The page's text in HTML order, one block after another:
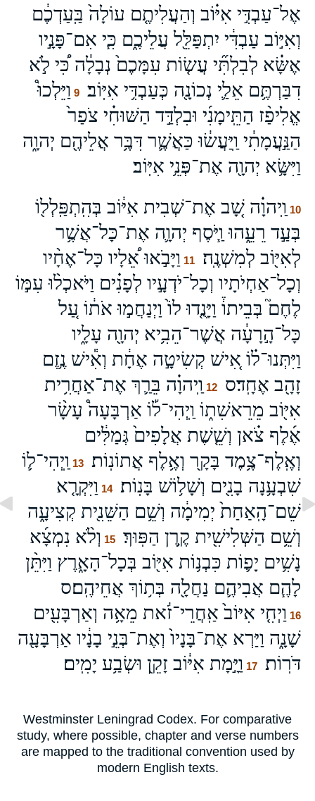
אֶל־עַבְדִּ֣י אִיּ֗וֹב וְהַעֲלִיתֶ֤ם עוֹלָה֙ בַּֽעַדְכֶ֔ם
וְאִיּ֣וֹב עַבְדִּ֔י יִתְפַּלֵּ֖ל עֲלֵיכֶ֑ם כִּ֧י אִם־פָּנָ֣יו
אֶשָּׂ֗א לְבִלְתִּ֞י עֲשׂ֤וֹת עִמָּכֶם֙ נְבָלָ֔ה כִּ֠י לֹ֣א
דִבַּרְתֶּ֥ם אֵלַ֛י נְכוֹנָ֖ה כְּעַבְדִּ֥י אִיּֽוֹב׃
9 וַיֵּלְכוּ֩
אֱלִיפַ֨ז הַתֵּֽימָנִ֜י וּבִלְדַּ֣ד הַשּׁוּחִ֗י צֹפַר֙
הַנַּ֣עֲמָתִ֔י וַֽיַּעֲשׂ֔וּ כַּאֲשֶׁ֛ר דִּבֶּ֥ר אֲלֵיהֶ֖ם יְהוָ֑ה
וַיִּשָּׂ֥א יְהוָ֖ה אֶת־פְּנֵ֥י אִיּֽוֹב׃
10 וַֽיהוָ֗ה שָׁ֚ב אֶת־שְׁבִית אִיּ֔וֹב בְּהִֽתְפַּֽלְל֖וֹ
בְּעַ֣ד רֵעֵ֑הוּ וַ֧יֹּסֶף יְהוָ֛ה אֶת־כָּל־אֲשֶׁ֥ר
לְאִיּ֖וֹב לְמִשְׁנֶֽה׃
11 וַיָּבֹ֣אוּ אֵ֠לָיו כָּל־אֶחָ֨יו
וְכָל־אַחְיֹתָיו וְכָל־יֹדְעָ֣יו לְפָנִ֗ים וַיֹּאכְל֨וּ עִמּ֣וֹ
לֶחֶם֮ בְּבֵיתוֹ֒ וַיָּנֻ֤דוּ לוֹ֙ וַיְנַחֲמ֣וּ אֹת֔וֹ עַ֚ל
כָּל־הָ֣רָעָ֔ה אֲשֶׁר־הֵבִ֥יא יְהוָ֖ה עָלָ֑יו
וַיִּתְּנוּ־ל֗וֹ אִ֚ישׁ קְשִׂיטָ֣ה אֶחָ֔ת וְאִ֕ישׁ נֶ֥זֶם
זָהָ֖ב אֶחָֽד׃ס
12 וַֽיהוָ֗ה בֵּרַ֛ךְ אֶת־אַחֲרִ֥ית
אִיּ֖וֹב מֵרֵאשִׁת֑וֹ וַֽיְהִי־ל֡וֹ אַרְבָּעָה֩ עָשָׂ֨ר
אֶ֜לֶף צֹ֗אן וְשֵׁ֤שֶׁת אֲלָפִים֙ גְּמַלִּ֔ים
וְאֶֽלֶף־צֶ֥מֶד בָּקָ֖ר וְאֶ֥לֶף אֲתוֹנֽוֹת׃
13 וַֽיְהִי־ל֛וֹ
שִׁבְעָ֥נָה בָנִ֖ים וְשָׁל֥וֹשׁ בָּנֽוֹת׃
14 וַיִּקְרָ֤א
שֵׁם־הָֽאַחַת֙ יְמִימָ֔ה וְשֵׁ֥ם הַשֵּׁנִ֖ית קְצִיעָ֑ה
וְשֵׁ֥ם הַשְּׁלִישִׁ֖ית קֶ֥רֶן הַפּֽוּךְ׃
15 וְלֹ֨א נִמְצָ֜א
נָשִׁ֥ים יָפ֛וֹת כִּבְנ֥וֹת אִיּ֖וֹב בְּכָל־הָאָ֑רֶץ וַיִּתֵּ֨ן
לָהֶ֧ם אֲבִיהֶ֛ם נַחֲלָ֖ה בְּת֥וֹךְ אֲחֵיהֶֽם׃ס
16 וַיְחִ֤י אִיּוֹב֙ אַֽחֲרֵי־זֹ֔את מֵאָ֥ה וְאַרְבָּעִ֖ים
שָׁנָ֑ה וַיַּרְא אֶת־בָּנָיו֙ וְאֶת־בְּנֵ֣י בָנָ֔יו אַרְבָּעָ֖ה
דֹּרֽוֹת׃
17 וַיָּ֣מָת אִיּ֔וֹב זָקֵ֖ן וּשְׂבַ֥ע יָמִֽים׃
Westminster Leningrad Codex. For comparative
study, where possible, chapter and verse numbers
are mapped to the traditional convention used by
modern English texts.